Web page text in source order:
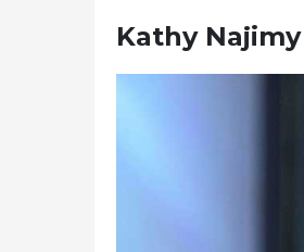
Kathy Najimy